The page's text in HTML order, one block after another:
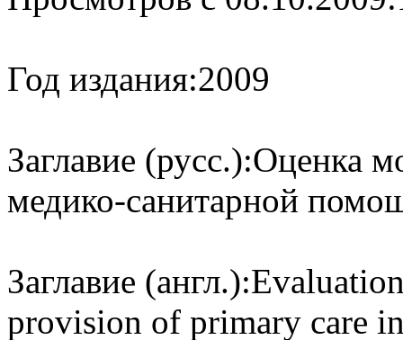
Год издания:2009
Заглавие (русс.):Оценка
медико-санитарной
Заглавие (англ.):
provision of primary care